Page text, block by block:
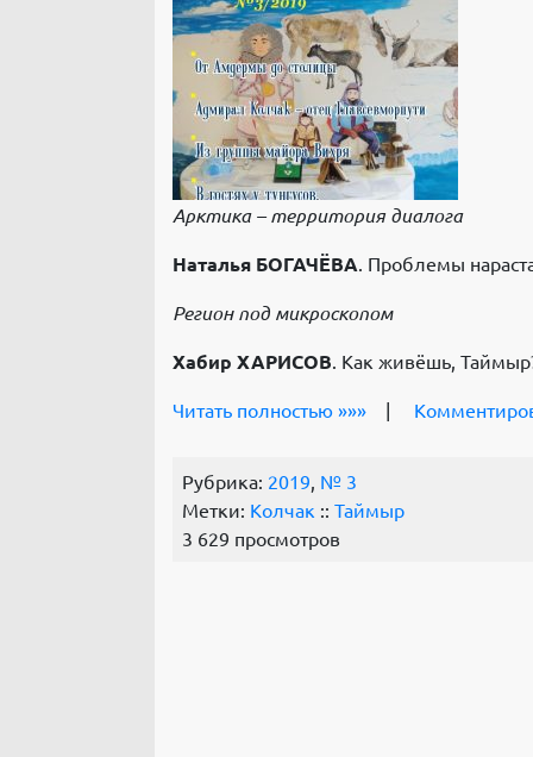
Арктика – территория диалога
Наталья БОГАЧЁВА. Проблемы
Регион под микроскопом
Хабир ХАРИСОВ. Как живёшь,
Читать полностью »»» |
Рубрика: 2019, № 3
Метки: Колчак :: Таймыр
3 629 просмотров